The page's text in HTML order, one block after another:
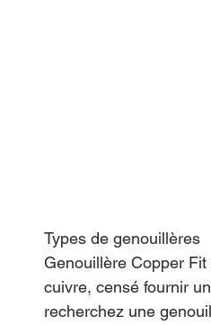
Types de genouillères
Genouillère Copper
cuivre, censé fournir
recherchez une